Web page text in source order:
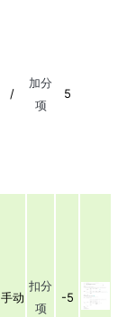
/
加分
项
5
手动
扣分
项
-5